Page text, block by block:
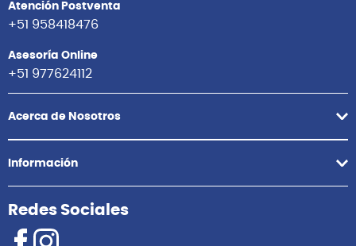
Atención Postventa
+51 958418476
Asesoría Online
+51 977624112
Acerca de Nosotros
Información
Redes Sociales